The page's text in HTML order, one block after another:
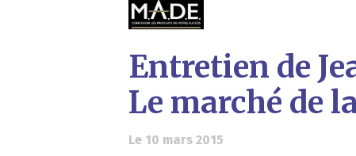
Entretien de
Le marché de
Le 10 mars 2015